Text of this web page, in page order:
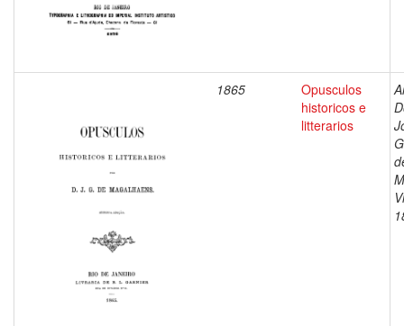
1865
Opusculos
historicos e
litterarios